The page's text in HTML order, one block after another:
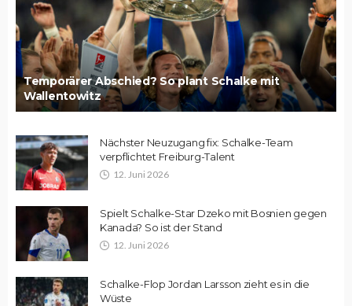
Temporärer Abschied? So plant Schalke mit
Wallentowitz
Nächster Neuzugang fix: Schalke-Team
verpflichtet Freiburg-Talent
12. Juni 2026
Spielt Schalke-Star Dzeko mit Bosnien gegen
Kanada? So ist der Stand
12. Juni 2026
Schalke-Flop Jordan Larsson zieht es in die
Wüste